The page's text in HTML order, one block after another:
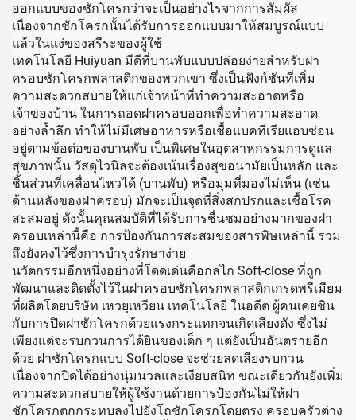
ออกแบบของชักโครกว่าจะเป็นอย่างไรจากการสัมผัส
เนื่องจากชักโครกนั้นได้รับการออกแบบมาให้สมบูรณ์แบบ
แล้วในแง่ของสรีระของผู้ใช้
เทคโนโลยี Huiyuan มีดีที่บานพับแบบปล่อยง่ายสำหรับฝา
ครอบชักโครกพลาสติกของพวกเขา ซึ่งเป็นฟังก์ชันที่เพิ่ม
ความสะดวกสบายให้แก่เจ้าหน้าที่ทำความสะอาดหรือ
เจ้าของบ้าน ในการถอดฝาครอบออกเพื่อทำความสะอาด
อย่างล้ำลึก ทำให้ไม่มีเศษอาหารหรือเชื้อแบคทีเรียแอบซ่อน
อยู่ตามข้อต่อของบานพับ เป็นพิเศษในอุตสาหกรรมการดูแล
สุขภาพนั้น วัสดุไวนิลจะต้องเน้นเรื่องสุขอนามัยเป็นหลัก และ
ชิ้นส่วนที่เคลื่อนไหวได้ (บานพับ) หรือมุมที่มองไม่เห็น (เช่น
ด้านหลังของฝาครอบ) มักจะเป็นจุดที่สิ่งสกปรกและเชื้อโรค
สะสมอยู่ ดังนั้นคุณสมบัติที่ได้รับการชื่นชมอย่างมากของฝา
ครอบเหล่านี้คือ การป้องกันการสะสมของสารพิษเหล่านี้ รวม
ถึงยังคงไว้ซึ่งการบำรุงรักษาง่าย
นวัตกรรมอีกหนึ่งอย่างที่โดดเด่นคือกลไก Soft-close ที่ถูก
พัฒนาและติดตั้งไว้ในฝาครอบชักโครกพลาสติกเกรดพรีเมียม
ที่ผลิตโดยบริษัท เหวยฺเหวียน เทคโนโลยี ในอดีต ผู้คนเคยชิน
กับการปิดฝาชักโครกด้วยแรงกระแทกจนเกิดเสียงดัง ซึ่งไม่
เพียงแต่จะรบกวนการได้ยินของเด็ก ๆ แต่ยังเป็นอันตรายอีก
ด้วย ฝาชักโครกแบบ Soft-close จะช่วยลดเสียงรบกวน
เนื่องจากปิดได้อย่างนุ่มนวลและเงียบสนิท ขณะเดียวกันยังเพิ่ม
ความสะดวกสบายให้ผู้ใช้งานด้วยการป้องกันไม่ให้ฝา
ชักโครกตกกระทบลงไปยังโถชักโครกโดยตรง ครอบครัวต่าง